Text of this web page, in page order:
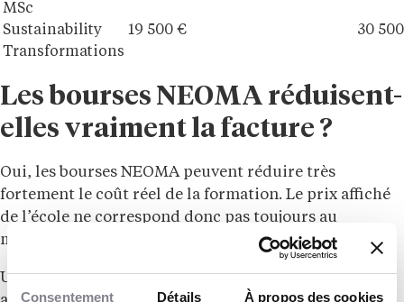
Consentement Détails À propos des cookies
MSc
Sustainability
Transformations
19 500 € 30
Les bourses NEOMA réduisent-
elles vraiment la facture ?
Oui, les bourses NEOMA peuvent réduire très
fortement le coût réel de la formation. Le prix affiché
de l’école ne correspond donc pas toujours au
montant effectivement acquitté par l’étudiant.
Une école chère en apparence peut devenir bien plus